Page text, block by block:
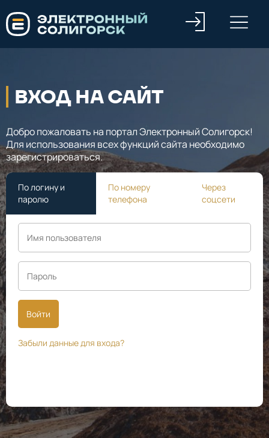
ВХОД НА САЙТ
Добро пожаловать на портал Электронный Солигорск!
Для использования всех функций сайта необходимо
зарегистрироваться.
По логину и
паролю
По номеру
телефона
Через
соцсети
Войти
Забыли данные для входа?